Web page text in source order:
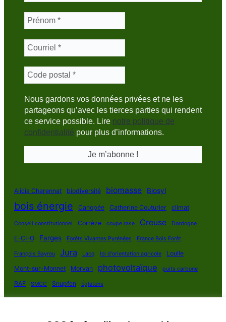
Nous gardons vos données privées et ne les
partageons qu’avec les tierces parties qui rendent
ce service possible. Lire notre politique de
confidentialité pour plus d’informations.
Alicia Charennat biodiversité biomasse Biosyl
bois énergie Canopée Catherine Couturier climat
Conseil constitutionnel Corrèze coupe rase Creuse Dordogne
E-CHO Farges Forêts Vivantes Pyrénées France Bois Forêt
François Bayrou Jura Lacq loi d'orientation agricole
Loulle
Mont-sur-Monnet
Morvan photovoltaïque puits carbone
RAF SMCC Snupfen Égletons